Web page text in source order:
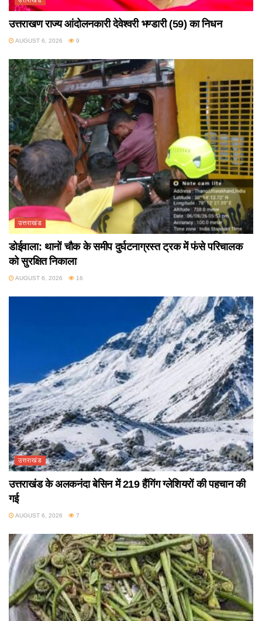
उत्तराखण राज्य आंदोलनकारी देवेश्वरी भण्डारी (59) का निधन
AUGUST 6, 2026 9
उत्तराखंड
डोईवाला: थानों चौक के समीप दुर्घटनाग्रस्त ट्रक में फंसे परिचालक
को सुरक्षित निकाला
AUGUST 6, 2026 16
उत्तराखंड
उत्तराखंड के अलकनंदा बेसिन में 219 हैंगिंग ग्लेशियरों की पहचान की
गई
AUGUST 6, 2026 7